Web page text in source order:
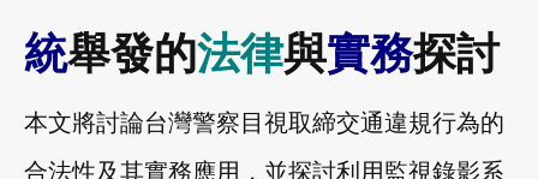
統舉發的法律與實務探討
本文將討論台灣警察目視取締交通違規行為的
合法性及其實務應用，並探討利用監視錄影系